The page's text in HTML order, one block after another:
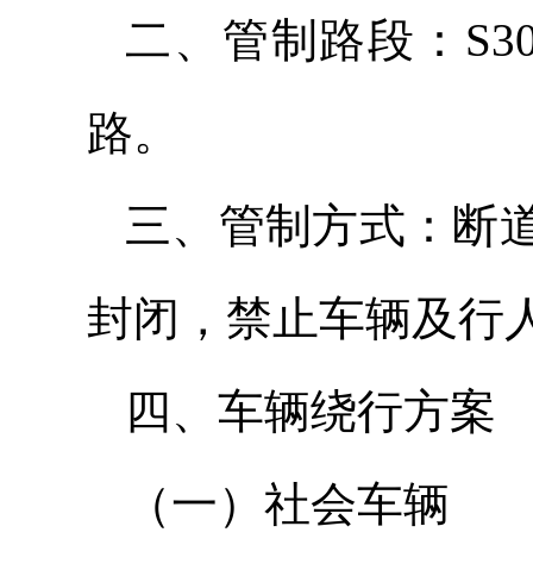
二、管制路段：
路。
三、管制方式：断
封闭，禁止车辆及行
四、车辆绕行方案
（一）社会车辆